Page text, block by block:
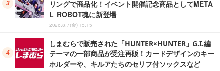
リングで商品化！イベント開催記念商品としてMETA
L ROBOT魂に新登場
2026.8.7(金) 15:15
しまむらで販売された「HUNTER×HUNTER」G.I.編
テーマの一部商品が受注再販！カードデザインのキー
ホルダーや、キルアたちのセリフ付ソックスなど